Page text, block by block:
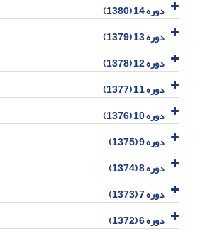
دوره 14 (1380)
دوره 13 (1379)
دوره 12 (1378)
دوره 11 (1377)
دوره 10 (1376)
دوره 9 (1375)
دوره 8 (1374)
دوره 7 (1373)
دوره 6 (1372)